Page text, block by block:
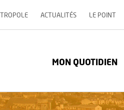
ACTUALITÉS LE POINT
Métropole - Communauté
MON QUOTIDIEN